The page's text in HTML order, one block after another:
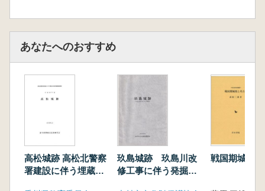
あなたへのおすすめ
高松城跡 高松北警察
署建設に伴う埋蔵文
玖島城跡 玖島川改
修工事に伴う発掘調
戦国期城郭